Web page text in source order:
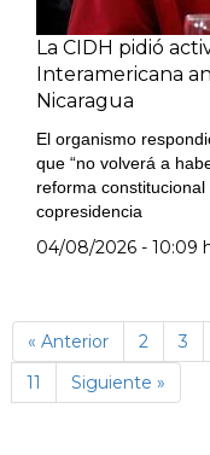
La CIDH pidió
Interamericana
Nicaragua
El organismo
que “no volverá a
reforma
copresidencia
04/08/2026 - 10:09
« Anterior 2 3
11
Siguiente »